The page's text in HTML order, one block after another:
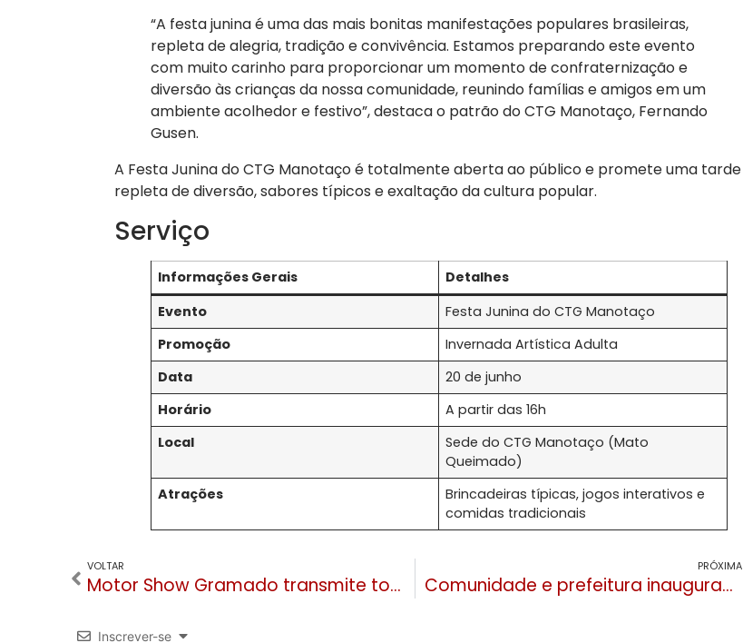
“A festa junina é uma das mais bonitas manifestações populares brasileiras,
repleta de alegria, tradição e convivência. Estamos preparando este evento
com muito carinho para proporcionar um momento de confraternização e
diversão às crianças da nossa comunidade, reunindo famílias e amigos em um
ambiente acolhedor e festivo”, destaca o patrão do CTG Manotaço, Fernando
Gusen.
A Festa Junina do CTG Manotaço é totalmente aberta ao público e promete uma tarde
repleta de diversão, sabores típicos e exaltação da cultura popular.
Serviço
Informações Gerais
Detalhes
Evento
Festa Junina do CTG Manotaço
Promoção
Invernada Artística Adulta
Data
20 de junho
Horário
A partir das 16h
Local
Sede do CTG Manotaço (Mato
Queimado)
Atrações
Brincadeiras típicas, jogos interativos e
comidas tradicionais
VOLTAR
Motor Show Gramado transmite todos os jogos da Copa do Mundo com entrada gratuita
PRÓXIMA
Comunidade e prefeitura inauguram nova pracinha na EMEI Ítala Reis em Canela
Inscrever-se